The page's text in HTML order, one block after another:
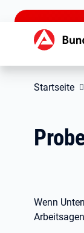
zu den
Startseite
Wenn